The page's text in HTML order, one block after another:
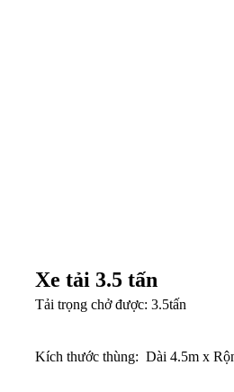
Xe tải 3.5 tấn
Tải trọng chở được: 3.5tấn
Kích thước thùng: Dài 4.5m x